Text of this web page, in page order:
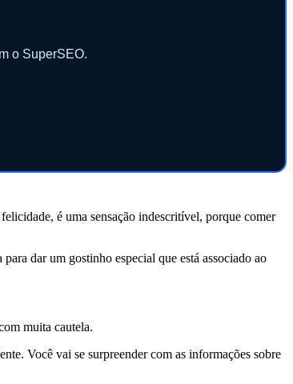
o SuperSEO.
é uma sensação indescritível, porque comer
dar um gostinho especial que está associado ao
muita cautela.
Você vai se surpreender com as informações sobre